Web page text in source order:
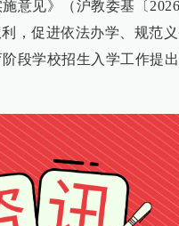
意见》（沪教委基〔
，促进依法办学、规范
段学校招生入学工作提